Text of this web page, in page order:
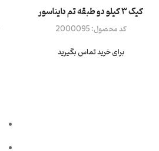
کیک ۳ کیلو دو طبقه تم دایناسور
برای خرید تماس بگیرید
کد محصول:2000095